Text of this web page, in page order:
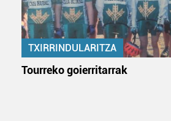
TXIRRINDULARITZA
Tourreko goierritarrak